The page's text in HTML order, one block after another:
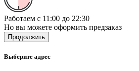
Работаем с 11:00 до 22:30
Но вы можете оформить предзаказ
Продолжить
Выберите адрес